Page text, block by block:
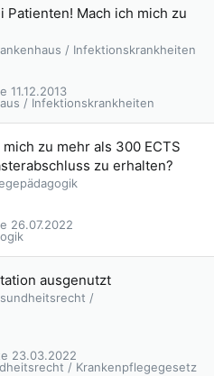
Patienten! Mach ich mich zu
/ Infektionskrankheiten
/ Infektionskrankheiten
11.12.2013
zu mehr als 300 ECTS
zu erhalten?
26.07.2022
ausgenutzt
/
/ Krankenpflegegesetz
23.03.2022